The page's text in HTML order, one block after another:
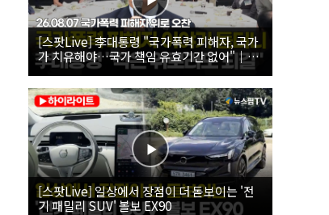
[스팟Live] 李대통령 "국가폭력 피해자, 국가
가 치유해야…국가 책임 유효기간 없어"｜
26.08.07 국가폭력 피해자 위로 오찬
[스팟Live] 일상에서 장점이 더 돋보이는 '전
기 패밀리 SUV' 볼보 EX90